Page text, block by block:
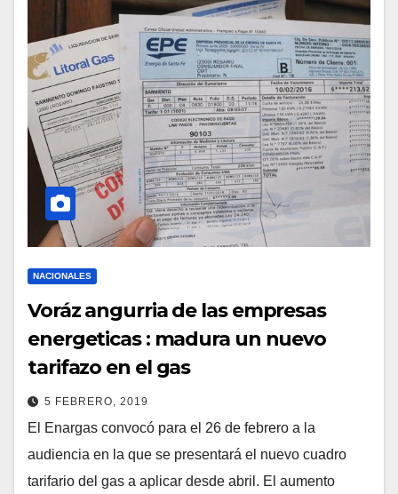
NACIONALES
Voráz angurria de las empresas
energeticas : madura un nuevo
tarifazo en el gas
5 FEBRERO, 2019
El Enargas convocó para el 26 de febrero a la
audiencia en la que se presentará el nuevo cuadro
tarifario del gas a aplicar desde abril. El aumento